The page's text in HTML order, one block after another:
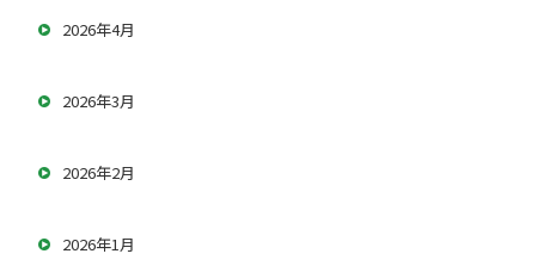
2026年4月
2026年3月
2026年2月
2026年1月